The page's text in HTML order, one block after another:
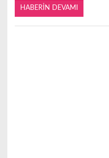
HABERIN DEVAMI